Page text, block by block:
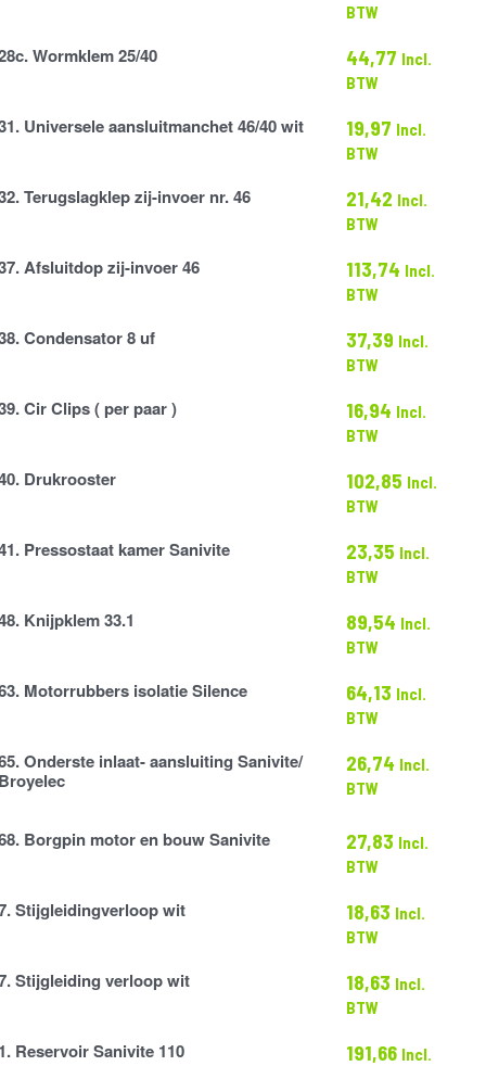
BTW
Wormklem 25/40 44,77 Incl.
BTW
Universele aansluitmanchet 46/40 wit 19,97 Incl.
BTW
Terugslagklep zij-invoer nr. 46 21,42 Incl.
BTW
Afsluitdop zij-invoer 46 113,74 Incl.
BTW
Condensator 8 uf 37,39 Incl.
BTW
Cir Clips ( per paar ) 16,94 Incl.
BTW
Drukrooster 102,85 Incl.
BTW
Pressostaat kamer Sanivite 23,35 Incl.
BTW
Knijpklem 33.1 89,54 Incl.
BTW
Motorrubbers isolatie Silence 64,13 Incl.
BTW
Onderste inlaat- aansluiting Sanivite/
Broyelec
26,74 Incl.
BTW
Borgpin motor en bouw Sanivite 27,83 Incl.
BTW
Stijgleidingverloop wit 18,63 Incl.
BTW
Stijgleiding verloop wit 18,63 Incl.
BTW
1. Reservoir Sanivite 110 191,66 Incl.